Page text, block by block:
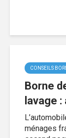
CONSEILS
Borne
lavage
ménages